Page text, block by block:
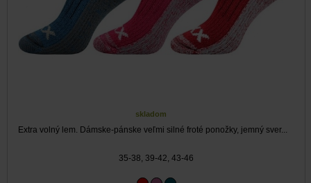
skladom
Extra volný lem. Dámske-pánske veľmi silné froté ponožky, jemný sver...
35-38, 39-42, 43-46